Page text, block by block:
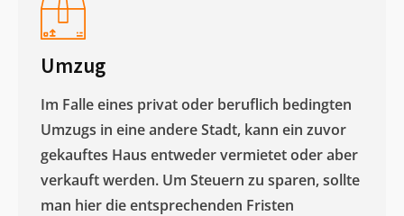
Umzug
Im Falle eines privat oder beruflich bedingten
Umzugs in eine andere Stadt, kann ein zuvor
gekauftes Haus entweder vermietet oder aber
verkauft werden. Um Steuern zu sparen, sollte
man hier die entsprechenden Fristen